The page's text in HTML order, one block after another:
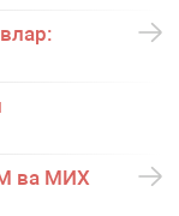
ва МИХ